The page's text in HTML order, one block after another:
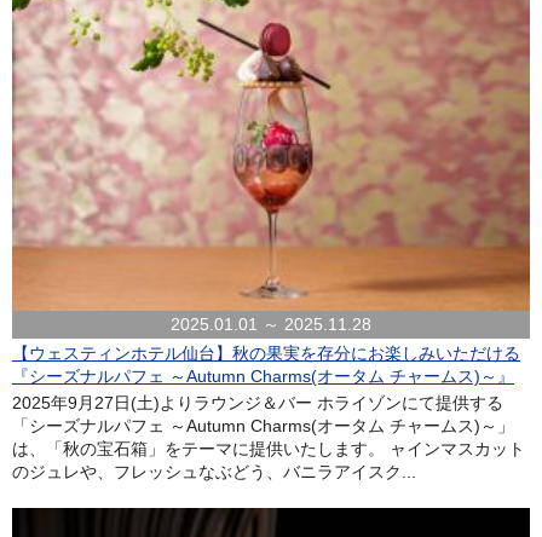
2025.01.01 ～ 2025.11.28
【ウェスティンホテル仙台】秋の果実を存分にお楽しみいただける
『シーズナルパフェ ～Autumn Charms(オータム チャームス)～』
2025年9月27日(土)よりラウンジ＆バー ホライゾンにて提供する
「シーズナルパフェ ～Autumn Charms(オータム チャームス)～」
は、「秋の宝石箱」をテーマに提供いたします。 ャインマスカット
のジュレや、フレッシュなぶどう、バニラアイスク...